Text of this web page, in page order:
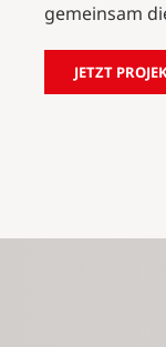
gemeinsam
JETZT